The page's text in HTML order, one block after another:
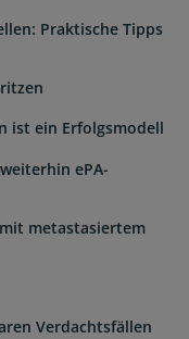
Praktische Tipps
ist ein Erfolgsmodell
ePA-
metastasiertem
Verdachtsfällen